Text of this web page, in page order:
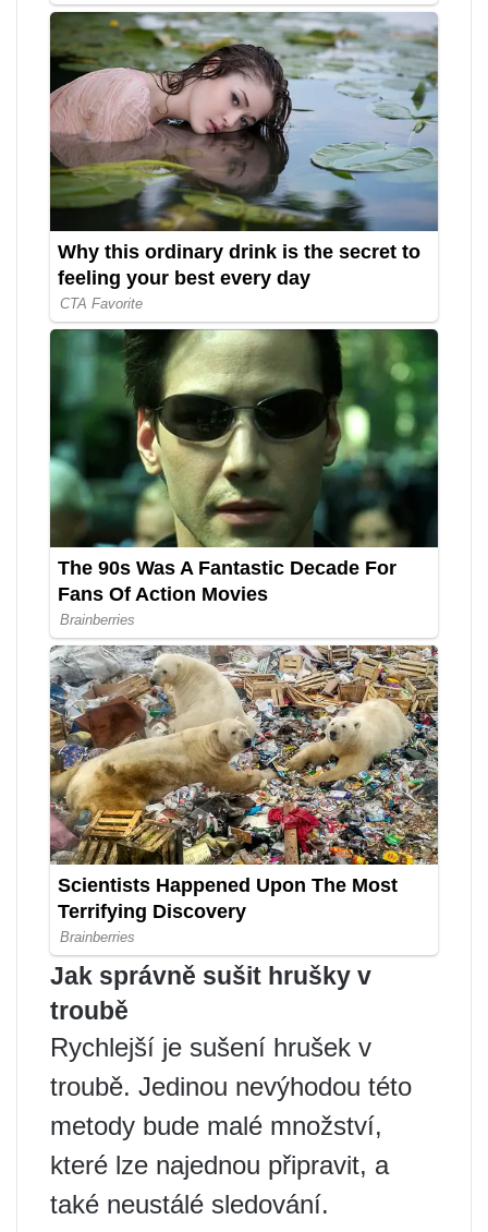
Jak správně sušit hrušky v
troubě
Rychlejší je sušení hrušek v
troubě. Jedinou nevýhodou této
metody bude malé množství,
které lze najednou připravit, a
také neustálé sledování.